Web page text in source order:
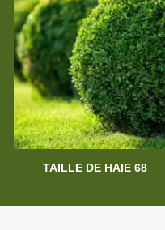
TAILLE DE HAIE 68